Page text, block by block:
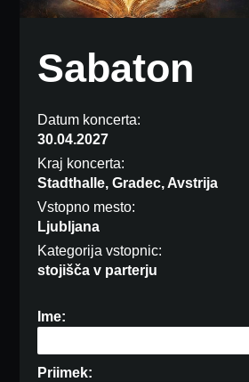
Sabaton
Datum koncerta:
30.04.2027
Kraj koncerta:
Stadthalle, Gradec, Avstrija
Vstopno mesto:
Ljubljana
Kategorija vstopnic:
stojišča v parterju
Ime:
Priimek: